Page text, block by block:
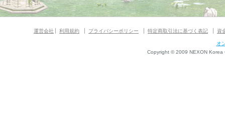
運営会社 利用規約 プライバシーポリシー 特定商取引法に基づく表記 資
オ
Copyright © 2009 NEXON Korea